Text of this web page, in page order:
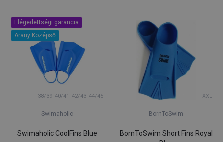
Elégedettségi garancia
Arany Középső
38/39 40/41 42/43 44/45
Swimaholic
Swimaholic CoolFins Blue
XXL
BornToSwim
BornToSwim Short Fins Royal